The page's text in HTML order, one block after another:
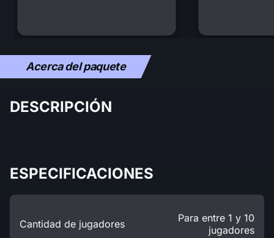
Acerca del paquete
DESCRIPCIÓN
ESPECIFICACIONES
Cantidad de jugadores
Para entre 1 y 10
jugadores